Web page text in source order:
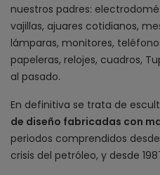
nuestros padres:
vajillas, ajuares cotidianos,
lámparas, monitores,
papeleras, relojes, cuadros,
al pasado.
En definitiva se trata de
de diseño fabricadas con
periodos comprendidos
crisis del petróleo, y desde